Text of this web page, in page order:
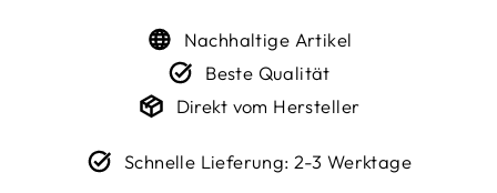
Nachhaltige Artikel
Beste Qualität
Direkt vom Hersteller
Schnelle Lieferung: 2-3 Werktage